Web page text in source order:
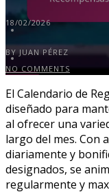
18/02/2026
BY JUAN PÉREZ
NO COMMENTS
El Calendario de
diseñado para
al ofrecer una
largo del mes. Con
diariamente y
designados, se
regularmente y